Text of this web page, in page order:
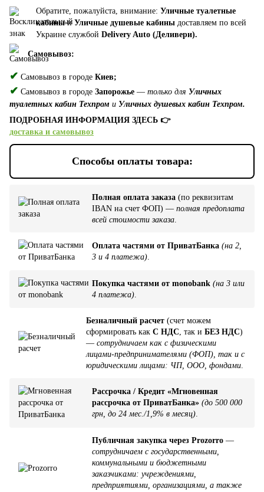
Обратите, пожалуйста, внимание: Уличные туалетные
кабиныи Уличные душевые кабины доставляем по всей
Украине службой Delivery Auto (Деливери).
Самовывоз:
✔ Самовывоз в городе Киев;
✔ Самовывоз в городе Запорожье — только для Уличных
туалетных кабин Техпром и Уличных душевых кабин Техпром.
ПОДРОБНАЯ ИНФОРМАЦИЯ ЗДЕСЬ 👉
доставка и самовывоз
Способы оплаты товара:
Полная оплата заказа (по реквизитам
IBAN на счет ФОП) — полная предоплата
всей стоимости заказа
Оплата частями от ПриватБанка (на 2,
3 и 4 платежа)
Покупка частями от monobank (на 3 или
4 платежа)
Безналичный расчет (счет можем
сформировать как С НДС , так и БЕЗ НДС)
— сотрудничаем как с физическими
лицами-предпринимателями (ФОП), так и с
юридическими лицами: ЧП, ООО, фондами
Рассрочка / Кредит «Мгновенная
рассрочка от ПриватБанка» (до 500 000
грн, до 24 мес./1,9% в месяц).
Публичная закупка через Prozorro —
сотрудничаем с государственными,
коммунальными и бюджетными
заказчиками: учреждениями,
предприятиями, организациями, а также